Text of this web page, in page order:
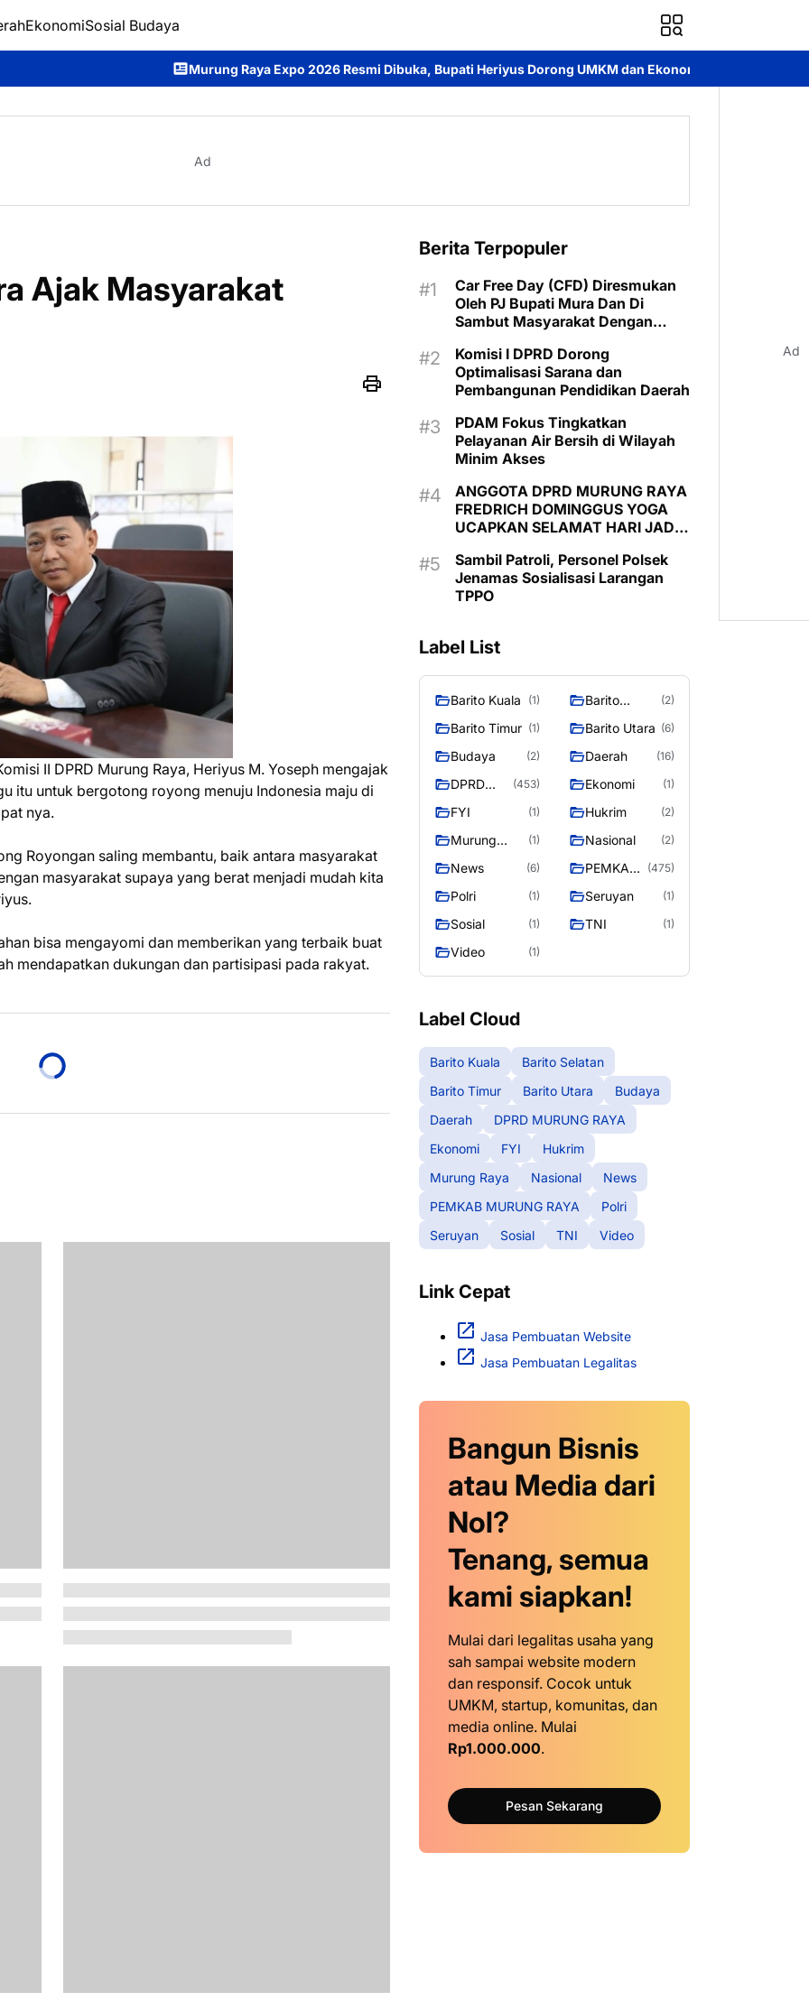
EkonomiSosial Budaya
Murung Raya Expo 2026 Resmi Dibuka, Bupati Heriyus Dorong UMKM dan Ekonomi Lokal Jayadie Y. Dadi Ajak
Ad
Ajak Masyarakat
II DPRD Murung Raya, Heriyus M. Yoseph mengajak
itu untuk bergotong royong menuju Indonesia maju di
nya.
Royongan saling membantu, baik antara masyarakat
masyarakat supaya yang berat menjadi mudah kita
bisa mengayomi dan memberikan yang terbaik buat
mendapatkan dukungan dan partisipasi pada rakyat.
Berita Terpopuler
Car Free Day (CFD) Diresmukan
Oleh PJ Bupati Mura Dan Di
Sambut Masyarakat Dengan
Komisi I DPRD Dorong
Optimalisasi Sarana dan
Pembangunan Pendidikan Daerah
PDAM Fokus Tingkatkan
Pelayanan Air Bersih di Wilayah
Minim Akses
ANGGOTA DPRD MURUNG RAYA
FREDRICH DOMINGGUS YOGA
UCAPKAN SELAMAT HARI JADI
RAYA
Sambil Patroli, Personel Polsek
Jenamas Sosialisasi Larangan
TPPO
Label List
Barito Kuala (1)
Barito
(2)
Barito Timur (1) Barito Utara (6)
Budaya (2) Daerah (16)
DPRD
RAYA
(453) Ekonomi (1)
FYI (1) Hukrim (2)
Murung
(1) Nasional (2)
News (6)
PEMKAB
RAYA
(475)
Polri (1) Seruyan (1)
Sosial (1) TNI (1)
Video (1)
Label Cloud
Barito Kuala
Barito Selatan
Barito Timur
Barito Utara
Budaya
Daerah
DPRD MURUNG RAYA
Ekonomi
FYI
Hukrim
Murung Raya
Nasional
News
PEMKAB MURUNG RAYA
Polri
Seruyan
Sosial TNI Video
Link Cepat
Jasa Pembuatan Website
Jasa Pembuatan Legalitas
Bangun Bisnis
atau Media dari
Nol?
Tenang, semua
kami siapkan!
Mulai dari legalitas usaha yang
sah sampai website modern
dan responsif. Cocok untuk
UMKM, startup, komunitas, dan
media online. Mulai
Rp1.000.000.
Pesan Sekarang
Ad